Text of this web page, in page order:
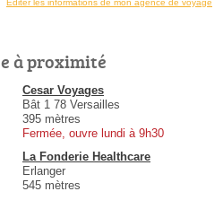
Éditer les informations de mon agence de voyage
à proximité
Cesar Voyages
Bât 1 78 Versailles
395 mètres
Fermée, ouvre lundi à 9h30
La Fonderie Healthcare
Erlanger
545 mètres